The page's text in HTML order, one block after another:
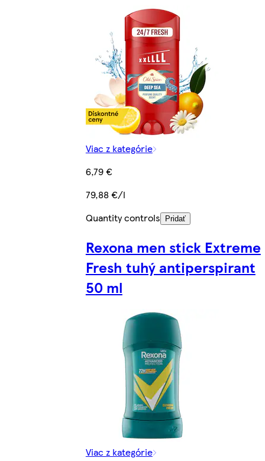
Viac z kategórie
6,79 €
79,88 €/l
Quantity controls
Pridať
Rexona men stick Extreme
Fresh tuhý antiperspirant
50 ml
Viac z kategórie